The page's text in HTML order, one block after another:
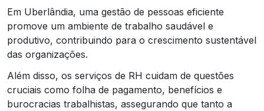
Em Uberlândia, uma gestão de pessoas eficiente
promove um ambiente de trabalho saudável e
produtivo, contribuindo para o crescimento sustentável
das organizações.
Além disso, os serviços de RH cuidam de questões
cruciais como folha de pagamento, benefícios e
burocracias trabalhistas, assegurando que tanto a